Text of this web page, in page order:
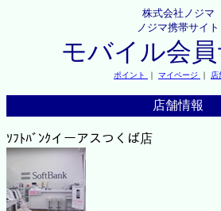
株式会社ノジマ
ノジマ携帯サイト
モバイル会員
ポイント ｜ マイページ ｜ 店
店舗情報
ｿﾌﾄﾊﾞﾝｸイーアスつくば店